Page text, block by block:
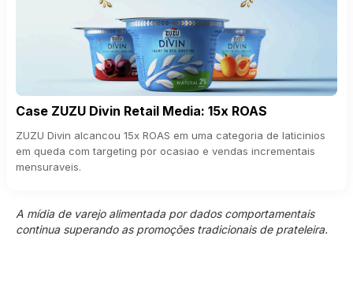
Case ZUZU Divin Retail Media: 15x ROAS
ZUZU Divin alcancou 15x ROAS em uma categoria de laticinios
em queda com targeting por ocasiao e vendas incrementais
mensuraveis.
A mídia de varejo alimentada por dados comportamentais
continua superando as promoções tradicionais de prateleira.